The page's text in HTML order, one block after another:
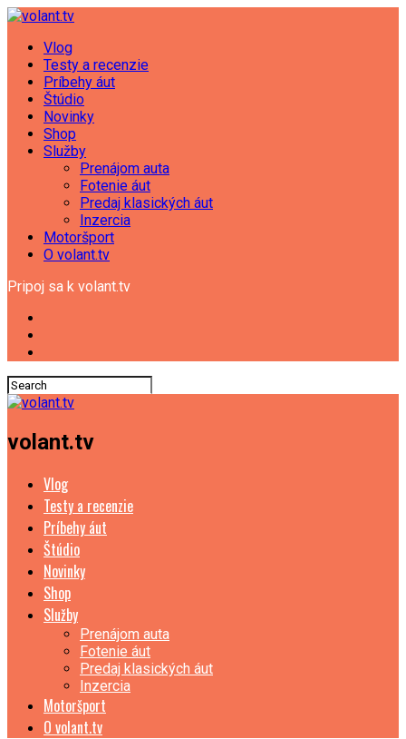
Vlog
Testy a recenzie
Príbehy áut
Štúdio
Novinky
Shop
Služby
Prenájom auta
Fotenie áut
Predaj klasických áut
Inzercia
Motoršport
O volant.tv
Pripoj sa k volant.tv
volant.tv
Vlog
Testy a recenzie
Príbehy áut
Štúdio
Novinky
Shop
Služby
Prenájom auta
Fotenie áut
Predaj klasických áut
Inzercia
Motoršport
O volant.tv